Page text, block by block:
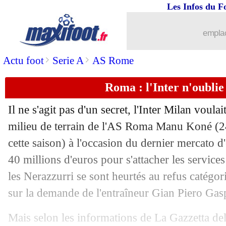
Actu foot> Serie A> AS Rome
Les Infos du
Roma : l'Inter n'oublie
Il ne s'agit pas d'un secret, l'Inter Milan
milieu de terrain de l'AS Roma Manu Koné
cette saison) à l'occasion du dernier mercato
40 millions d'euros pour s'attacher les
les Nerazzurri se sont heurtés au refus
sur la demande de l'entraîneur Gian Piero
Mais selon les informations de La Gazzetta
: Pavard, les attentes de De Zerbi
11/09 OM: le bilan mercato de De Zerbi
11/09 OM: Pavard a parlé avec Rabiot
11/09 Chelsea: la réaction aux accusations
11/09 OM : son poste, le message de Pavard
11/09 PSG: le pressing, les explications de
Chelsea: 74 charges retenues par la